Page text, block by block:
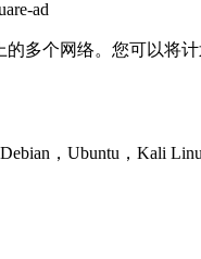
ad
的多个网络。您可以
，Ubuntu，Kali